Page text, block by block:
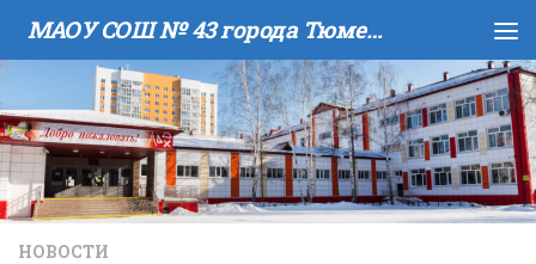
Skip to content МАОУ COШ № 43 города Тюмени имени В.И. Муравленко
НОВОСТИ